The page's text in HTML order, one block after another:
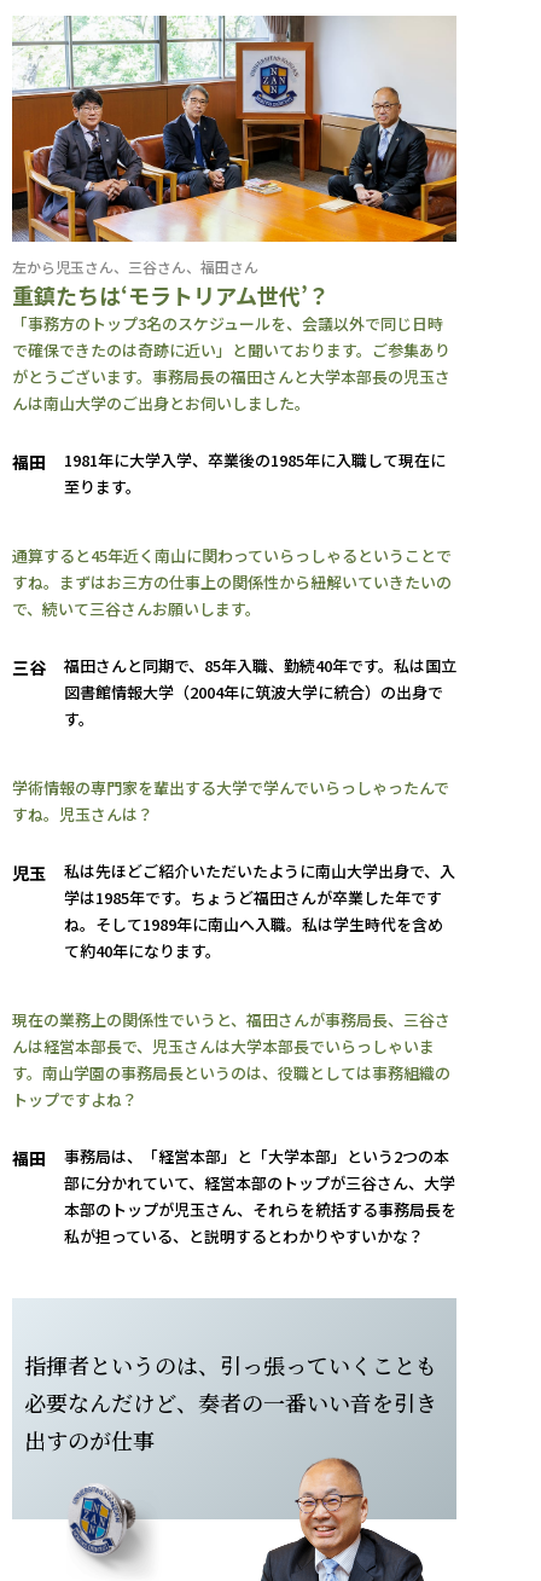
左から児玉さん、三谷さん、福田さん
重鎮たちは‘モラトリアム世代’？
「事務方のトップ3名のスケジュールを、会議以外で同じ日時
で確保できたのは奇跡に近い」と聞いております。ご参集あり
がとうございます。事務局長の福田さんと大学本部長の児玉さ
んは南山大学のご出身とお伺いしました。
福田
1981年に大学入学、卒業後の1985年に入職して現在に
至ります。
通算すると45年近く南山に関わっていらっしゃるということで
すね。まずはお三方の仕事上の関係性から紐解いていきたいの
で、続いて三谷さんお願いします。
三谷
福田さんと同期で、85年入職、勤続40年です。私は国立
図書館情報大学（2004年に筑波大学に統合）の出身で
す。
学術情報の専門家を輩出する大学で学んでいらっしゃったんで
すね。児玉さんは？
児玉
私は先ほどご紹介いただいたように南山大学出身で、入
学は1985年です。ちょうど福田さんが卒業した年です
ね。そして1989年に南山へ入職。私は学生時代を含め
て約40年になります。
現在の業務上の関係性でいうと、福田さんが事務局長、三谷さ
んは経営本部長で、児玉さんは大学本部長でいらっしゃいま
す。南山学園の事務局長というのは、役職としては事務組織の
トップですよね？
福田
事務局は、「経営本部」と「大学本部」という2つの本
部に分かれていて、経営本部のトップが三谷さん、大学
本部のトップが児玉さん、それらを統括する事務局長を
私が担っている、と説明するとわかりやすいかな？
指揮者というのは、引っ張っていくことも
必要なんだけど、奏者の一番いい音を引き
出すのが仕事